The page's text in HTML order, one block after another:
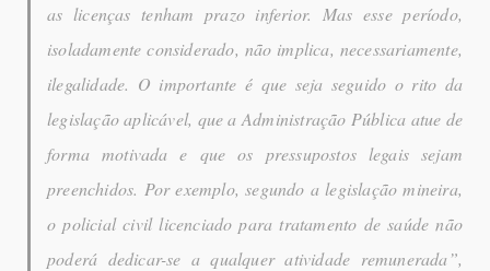
as licenças tenham prazo inferior. Mas esse período,
isoladamente considerado, não implica, necessariamente,
ilegalidade. O importante é que seja seguido o rito da
legislação aplicável, que a Administração Pública atue de
forma motivada e que os pressupostos legais sejam
preenchidos. Por exemplo, segundo a legislação mineira,
o policial civil licenciado para tratamento de saúde não
poderá dedicar-se a qualquer atividade remunerada”,